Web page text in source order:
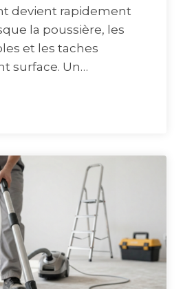
devient rapidement
la poussière, les
et les taches
surface. Un…